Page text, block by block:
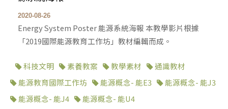
2020-08-26
Energy System Poster 能源系統海報 本教學影片根據
「2019國際能源教育工作坊」教材編輯而成。
科技文明 素養教案 教學素材
通識教材
能源教育國際工作坊
能源概念- 能E3
能源概念- 能J3
能源概念- 能J4
能源概念- 能U4